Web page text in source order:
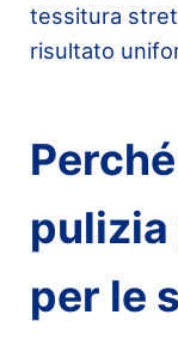
tessitura
risultato
per le